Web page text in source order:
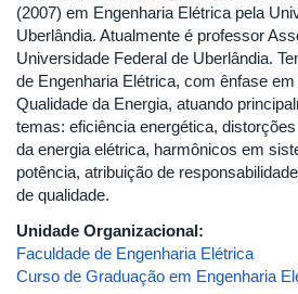
(2007) em Engenharia Elétrica pela
Uberlândia. Atualmente é professor
Universidade Federal de Uberlândia.
de Engenharia Elétrica, com ênfase
Qualidade da Energia, atuando
temas: eficiência energética,
da energia elétrica, harmônicos em
potência, atribuição de
de qualidade.
Unidade Organizacional:
Faculdade de Engenharia Elétrica
Curso de Graduação em Engenharia